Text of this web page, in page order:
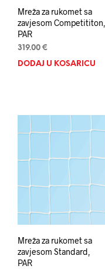
Mreža za rukomet sa
zavjesom Competititon,
PAR
319.00 €
DODAJ U KOŠARICU
Mreža za rukomet sa
zavjesom Standard,
PAR